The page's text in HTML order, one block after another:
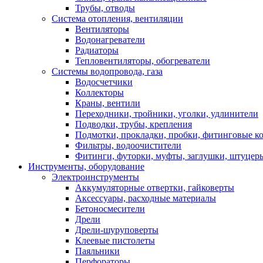
Трубы, отводы
Система отопления, вентиляции
Вентиляторы
Водонагреватели
Радиаторы
Тепловентиляторы, обогреватели
Системы водопровода, газа
Водосчетчики
Коллекторы
Краны, вентили
Переходники, тройники, уголки, удлинители
Подводки, трубы, крепления
Подмотки, прокладки, пробки, фитинговые
Фильтры, водоочистители
Фитинги, футорки, муфты, заглушки,
Инструменты, оборудование
Электроинструменты
Аккумуляторные отвертки, гайковерты
Аксессуары, расходные материалы
Бетоносмесители
Дрели
Дрели-шуруповерты
Клеевые пистолеты
Паяльники